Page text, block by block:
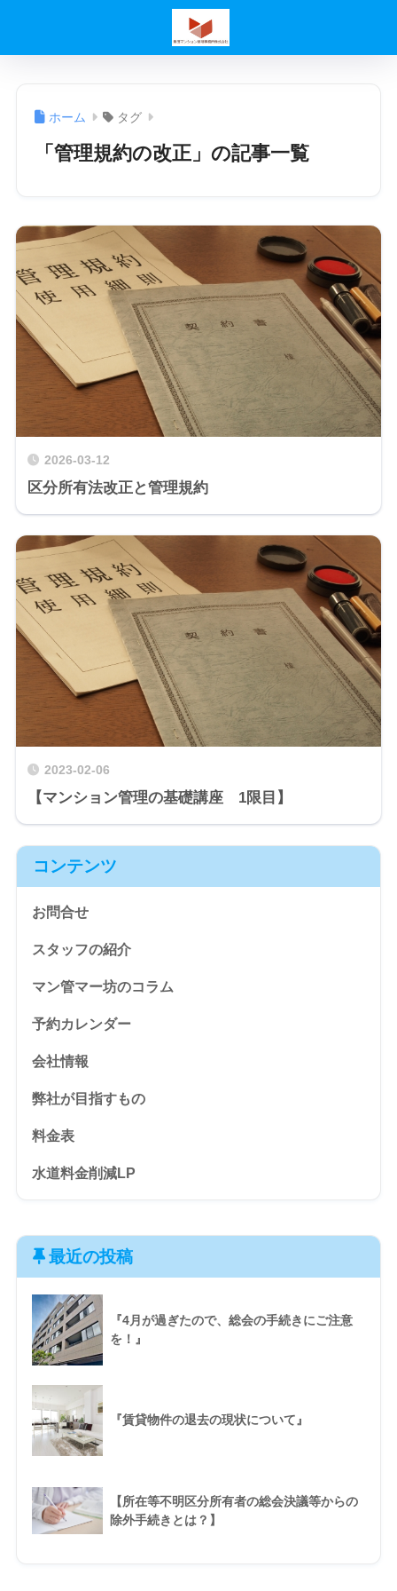
ホーム タグ
「管理規約の改正」の記事一覧
2026-03-12
区分所有法改正と管理規約
2023-02-06
【マンション管理の基礎講座 1限目】
コンテンツ
お問合せ
スタッフの紹介
マン管マー坊のコラム
予約カレンダー
会社情報
弊社が目指すもの
料金表
水道料金削減LP
最近の投稿
『4月が過ぎたので、総会の手続きにご注意
を！』
『賃貸物件の退去の現状について』
【所在等不明区分所有者の総会決議等からの
除外手続きとは？】